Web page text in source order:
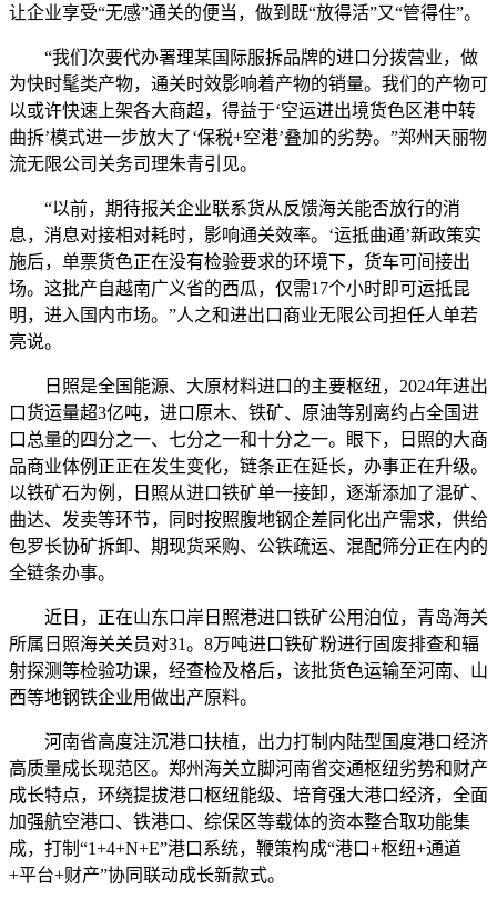
让企业享受“无感”通关的便当，做到既“放得活”又“管得住”。
“我们次要代办署理某国际服拆品牌的进口分拨营业，做
为快时髦类产物，通关时效影响着产物的销量。我们的产物可
以或许快速上架各大商超，得益于‘空运进出境货色区港中转
曲拆’模式进一步放大了‘保税+空港’叠加的劣势。”郑州天丽物
流无限公司关务司理朱青引见。
“以前，期待报关企业联系货从反馈海关能否放行的消
息，消息对接相对耗时，影响通关效率。‘运抵曲通’新政策实
施后，单票货色正在没有检验要求的环境下，货车可间接出
场。这批产自越南广义省的西瓜，仅需17个小时即可运抵昆
明，进入国内市场。”人之和进出口商业无限公司担任人单若
亮说。
日照是全国能源、大原材料进口的主要枢纽，2024年进出
口货运量超3亿吨，进口原木、铁矿、原油等别离约占全国进
口总量的四分之一、七分之一和十分之一。眼下，日照的大商
品商业体例正正在发生变化，链条正在延长，办事正在升级。
以铁矿石为例，日照从进口铁矿单一接卸，逐渐添加了混矿、
曲达、发卖等环节，同时按照腹地钢企差同化出产需求，供给
包罗长协矿拆卸、期现货采购、公铁疏运、混配筛分正在内的
全链条办事。
近日，正在山东口岸日照港进口铁矿公用泊位，青岛海关
所属日照海关关员对31。8万吨进口铁矿粉进行固废排查和辐
射探测等检验功课，经查检及格后，该批货色运输至河南、山
西等地钢铁企业用做出产原料。
河南省高度注沉港口扶植，出力打制内陆型国度港口经济
高质量成长现范区。郑州海关立脚河南省交通枢纽劣势和财产
成长特点，环绕提拔港口枢纽能级、培育强大港口经济，全面
加强航空港口、铁港口、综保区等载体的资本整合取功能集
成，打制“1+4+N+E”港口系统，鞭策构成“港口+枢纽+通道
+平台+财产”协同联动成长新款式。